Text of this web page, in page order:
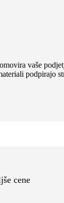
vaše
podpirajo
cene